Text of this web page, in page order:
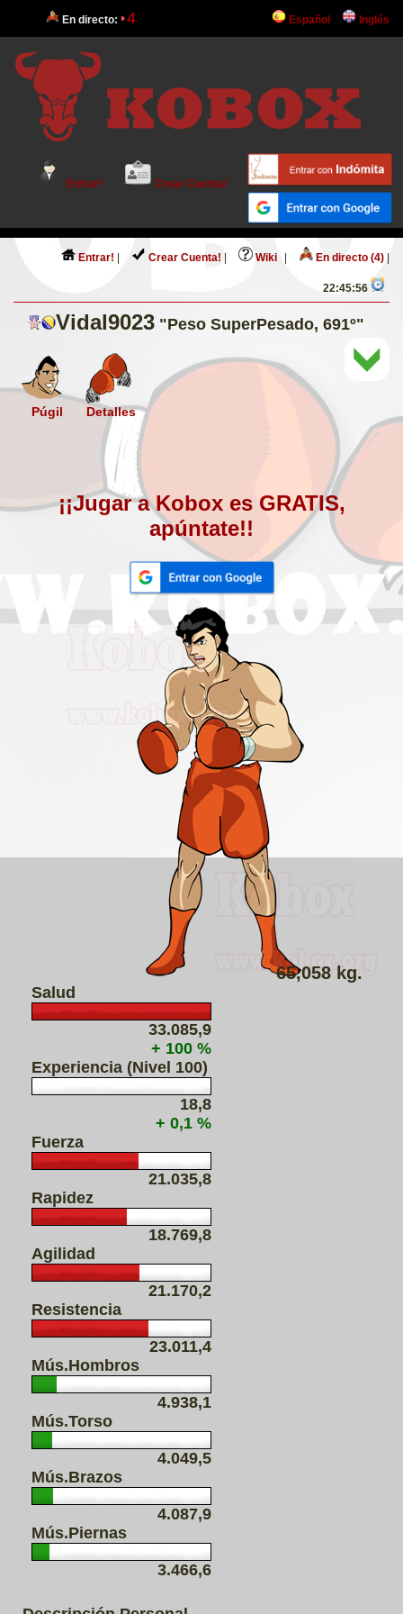
En directo: 4 Español Inglés
Entrar! Crear Cuenta!
Entrar! Crear Cuenta! Wiki En directo (4)
22:45:56
Vidal9023 "Peso SuperPesado, 691º"
Púgil Detalles
¡¡Jugar a Kobox es GRATIS,
apúntate!!
65,058 kg.
Salud
33.085,9
+ 100 %
Experiencia (Nivel 100)
18,8
+ 0,1 %
Fuerza
21.035,8
Rapidez
18.769,8
Agilidad
21.170,2
Resistencia
23.011,4
Mús.Hombros
4.938,1
Mús.Torso
4.049,5
Mús.Brazos
4.087,9
Mús.Piernas
3.466,6